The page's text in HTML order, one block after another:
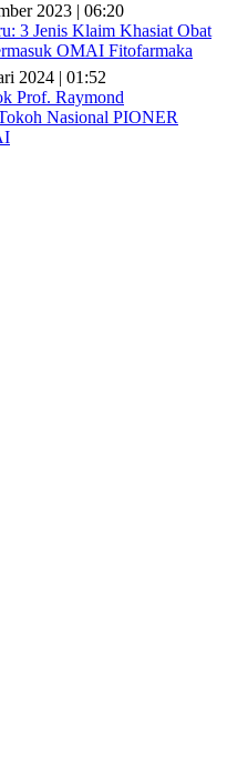
2023 | 06:20
3 Jenis Klaim Khasiat Obat
OMAI Fitofarmaka
2024 | 01:52
Prof. Raymond
Nasional PIONER